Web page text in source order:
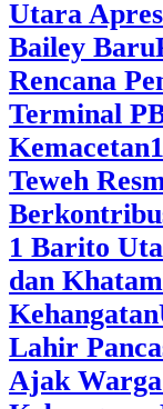
Utara
Bailey Baru
Rencana
Terminal
Kemacetan
Teweh
1 Barito
dan
Kehangatan
Lahir
Ajak